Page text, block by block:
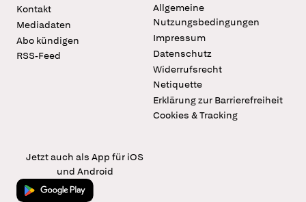
Kontakt
Mediadaten
Abo kündigen
RSS-Feed
Allgemeine
Nutzungsbedingungen
Impressum
Datenschutz
Widerrufsrecht
Netiquette
Erklärung zur Barrierefreiheit
Cookies & Tracking
Jetzt auch als App für iOS
und Android
Jetzt bei Google Play